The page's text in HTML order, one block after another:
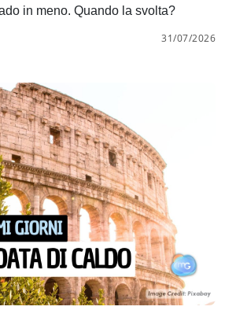
in meno. Quando la svolta?
31/07/2026